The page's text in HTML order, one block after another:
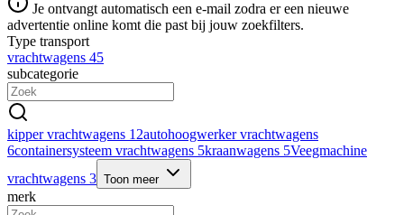
Je ontvangt automatisch een e-mail zodra er een nieuwe
advertentie online komt die past bij jouw zoekfilters.
Type transport
vrachtwagens 45
subcategorie
kipper vrachtwagens 12autohoogwerker vrachtwagens
6containersysteem vrachtwagens 5kraanwagens 5Veegmachine
vrachtwagens 3 Toon meer
merk